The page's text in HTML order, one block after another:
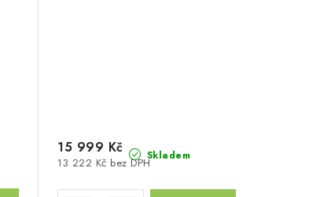
Skladem
13 222 Kč bez DPH
15 999 Kč